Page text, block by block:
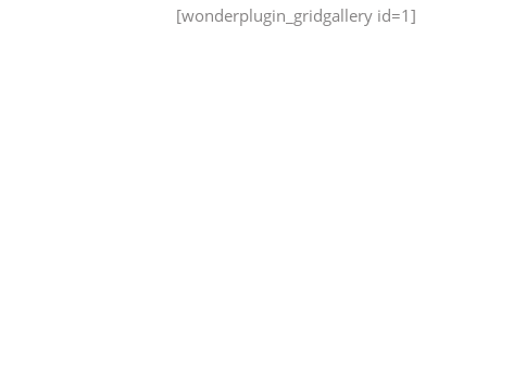
[wonderplugin_gridgallery id=1]